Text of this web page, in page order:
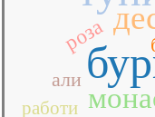
роза
али
работи